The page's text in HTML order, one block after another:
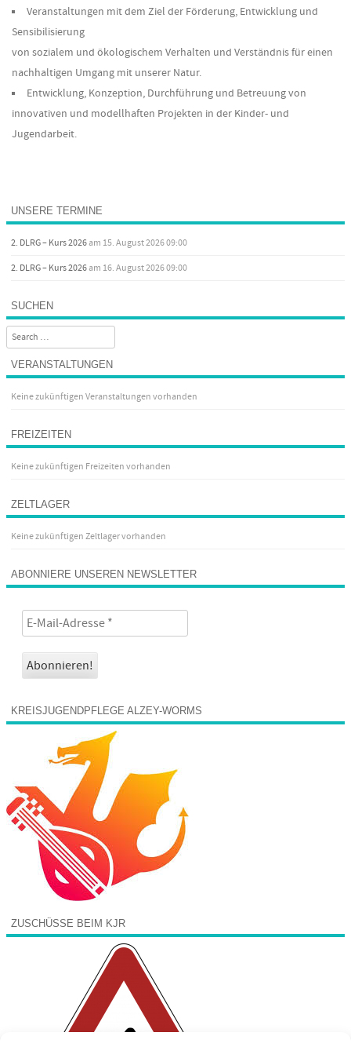
Veranstaltungen mit dem Ziel der Förderung, Entwicklung und
Sensibilisierung
von sozialem und ökologischem Verhalten und Verständnis für einen
nachhaltigen Umgang mit unserer Natur.
Entwicklung, Konzeption, Durchführung und Betreuung von
innovativen und modellhaften Projekten in der Kinder- und
Jugendarbeit.
UNSERE TERMINE
2. DLRG – Kurs 2026am 15. August 2026 09:00
2. DLRG – Kurs 2026am 16. August 2026 09:00
SUCHEN
Search
VERANSTALTUNGEN
Keine zukünftigen Veranstaltungen vorhanden
FREIZEITEN
Keine zukünftigen Freizeiten vorhanden
ZELTLAGER
Keine zukünftigen Zeltlager vorhanden
ABONNIERE UNSEREN NEWSLETTER
KREISJUGENDPFLEGE ALZEY-WORMS
ZUSCHÜSSE BEIM KJR